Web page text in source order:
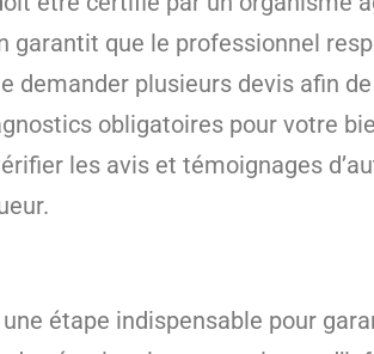
garantit que le professionnel
demander plusieurs devis afin
obligatoires pour votre
les avis et témoignages
étape indispensable pour